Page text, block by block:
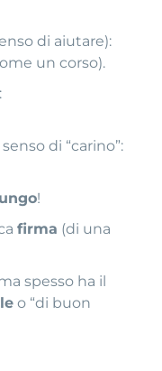
di aiutare):
un corso).
di “carino”:
!
firma (di una
spesso ha il
o “di buon